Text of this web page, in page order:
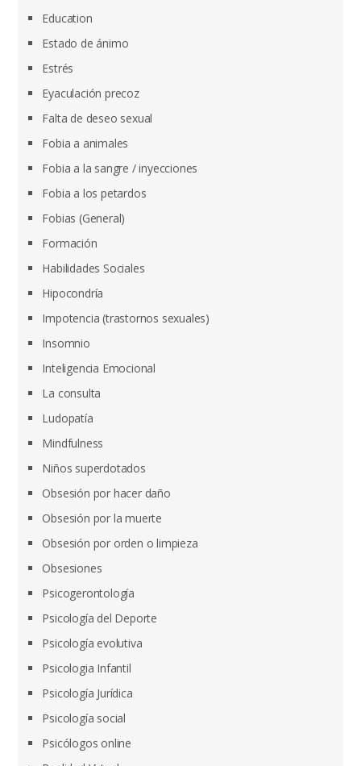
Education
Estado de ánimo
Estrés
Eyaculación precoz
Falta de deseo sexual
Fobia a animales
Fobia a la sangre / inyecciones
Fobia a los petardos
Fobias (General)
Formación
Habilidades Sociales
Hipocondría
Impotencia (trastornos sexuales)
Insomnio
Inteligencia Emocional
La consulta
Ludopatía
Mindfulness
Niños superdotados
Obsesión por hacer daño
Obsesión por la muerte
Obsesión por orden o limpieza
Obsesiones
Psicogerontología
Psicología del Deporte
Psicología evolutiva
Psicologia Infantil
Psicología Jurídica
Psicología social
Psicólogos online